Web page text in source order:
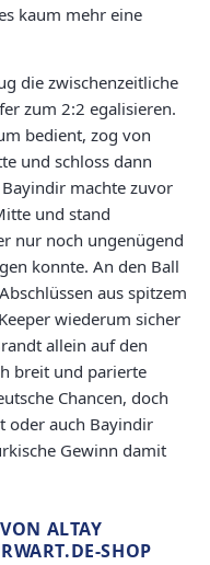
kaum mehr eine
die zwischenzeitliche
zum 2:2 egalisieren.
bedient, zog von
und schloss dann
machte zuvor
und stand
nur noch ungenügend
konnte. An den Ball
aus spitzem
wiederum sicher
allein auf den
breit und parierte
Chancen, doch
oder auch Bayindir
Gewinn damit
ALTAY
SHOP